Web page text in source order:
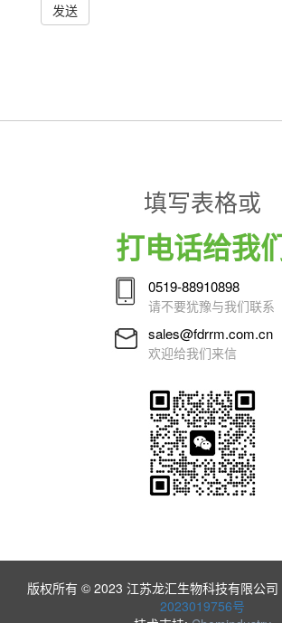
发送
填写表格或
打电话给我
0519-88910898
请不要犹豫与我们联系
sales@fdrrm.com.cn
欢迎给我们来信
版权所有 © 2023 江苏龙汇生物科技有限公司
2023019756号